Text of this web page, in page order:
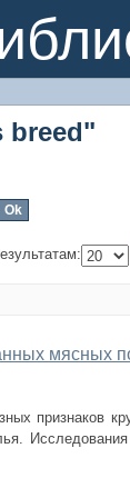
breed"
мясных
признаков